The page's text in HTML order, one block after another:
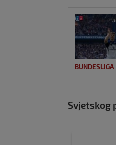
BUNDESLIGA
Svjetskog